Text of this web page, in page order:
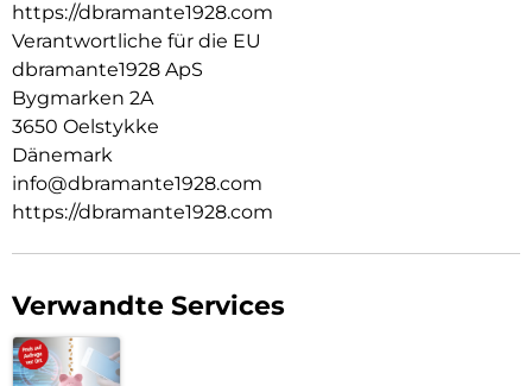
https://dbramante1928.com
Verantwortliche für die EU
dbramante1928 ApS
Bygmarken 2A
3650 Oelstykke
Dänemark
info@dbramante1928.com
https://dbramante1928.com
Verwandte Services